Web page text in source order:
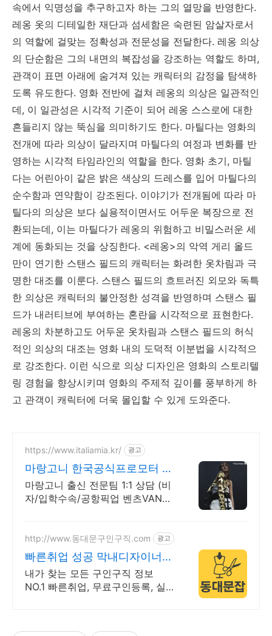
속에서 익명성을 추구하고자 하는 그의 열망을 반영한다.
레옹 옷의 디테일한 재단과 섬세함은 숙련된 암살자로서
의 역할에 걸맞는 정확성과 전문성을 전달한다. 레옹 의상
의 단순함은 그의 내면의 복잡성을 강조하는 역할도 하며,
관객이 표면 아래에 숨겨져 있는 캐릭터의 감정을 탐색하
도록 유도한다. 영화 전반에 걸쳐 레옹의 의상은 일관적인
데, 이 일관성은 시각적 기준이 되어 레옹 스스로에 대한
흔들리지 않는 뚝심을 의미하기도 한다. 마틸다는 영화의
전개에 따라 의상이 달라지며 마틸다의 여정과 변화를 반
영하는 시각적 타임라인의 역할을 한다. 영화 초기, 마틸
다는 어린아이 같은 밝은 색상의 드레스를 입어 마틸다의
순수함과 연약함이 강조된다. 이야기가 전개됨에 따라 마
틸다의 의상은 보다 실용적이면서도 어두운 복장으로 전
환되는데, 이는 마틸다가 레옹의 위험하고 비밀스러운 세
계에 동화되는 것을 상징한다. <레옹>의 악역 게리 올드
만이 연기한 스탠스 필드의 캐릭터는 화려한 옷차림과 극
명한 대조를 이룬다. 스탠스 필드의 흐트러진 외모와 독특
한 의상은 캐릭터의 불안정한 성격을 반영하며 스탠스 필
드가 내러티브에 부여하는 혼란을 시각적으로 표현한다.
레옹의 차분하고도 어두운 옷차림과 스탠스 필드의 허식
적인 의상의 대조는 영화 내의 도덕적 이분법을 시각적으
로 강조한다. 이런 식으로 의상 디자인은 영화의 스토리텔
링 경험을 향상시키며 영화의 주제적 깊이를 풍부하게 하
고 관객이 캐릭터에 더욱 몰입할 수 있게 도와준다.
https://www.italiamia.kr/ 광고
마랑고니 한국공식프로모터 마
랑고니 출신 전문팀 코칭
마랑고니 출신 전문팀 1:1 상담 (비
자/입학수속/공항픽업 벤츠VAN
http://www.동대문구인구직.com 광고
빠른취업 성공 막내디자이너
매장판매직원,여성복디자이너,
내가 찾는 모든 구인구직 정보
NO.1 빠른취업, 무료구인등록, 실